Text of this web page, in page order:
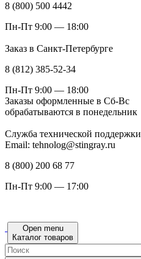
8 (800) 500 4442
Пн-Пт 9:00 — 18:00
Заказ в Санкт-Петербурге
8 (812) 385-52-34
Пн-Пт 9:00 — 18:00
Заказы оформленные в Сб-Вс
обрабатываются в понедельник
Служба технической поддержки
Email: tehnolog@stingray.ru
8 (800) 200 68 77
Пн-Пт 9:00 — 17:00
Open menu
Каталог товаров